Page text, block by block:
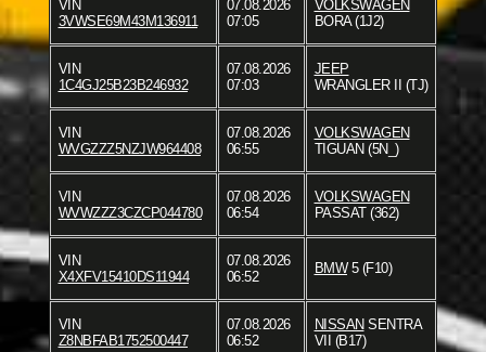
VIN
3VWSE69M43M136911
07.08.2026
07:05
VOLKSWAGEN
BORA (1J2)
VIN
1C4GJ25B23B246932
07.08.2026
07:03
JEEP
WRANGLER II (TJ)
VIN
WVGZZZ5NZJW964408
07.08.2026
06:55
VOLKSWAGEN
TIGUAN (5N_)
VIN
WVWZZZ3CZCP044780
07.08.2026
06:54
VOLKSWAGEN
PASSAT (362)
VIN
X4XFV15410DS11944
07.08.2026
06:52
BMW5 (F10)
VIN
Z8NBFAB1752500447
07.08.2026
06:52
NISSAN SENTRA
VII (B17)